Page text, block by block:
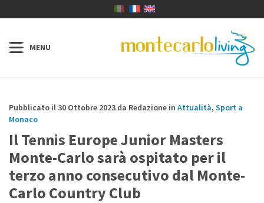
Pubblicato il 30 Ottobre 2023 da Redazione in Attualità, Sport a
Monaco
Il Tennis Europe Junior Masters
Monte-Carlo sarà ospitato per il
terzo anno consecutivo dal Monte-
Carlo Country Club